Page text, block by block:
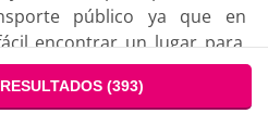
(393)
público ya que en
encontrar un lugar para
no se carece de
mar son varias casas y